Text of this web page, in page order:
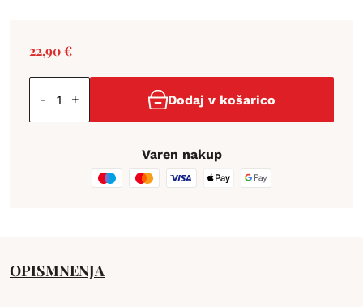
22,90€
- + Dodaj v košarico
Varen nakup
OPISMNENJA